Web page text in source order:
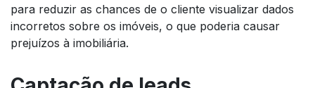
para reduzir as chances de o cliente visualizar dados
incorretos sobre os imóveis, o que poderia causar
prejuízos à imobiliária.